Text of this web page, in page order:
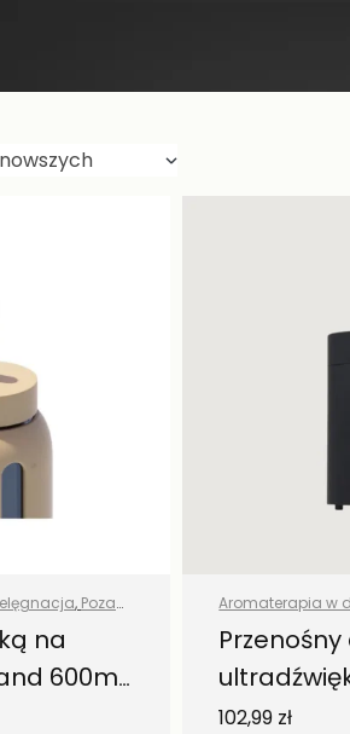
, Poza
podróżyna
600ml
Aromaterapia w
plenerze
W
Drop
102,99 zł